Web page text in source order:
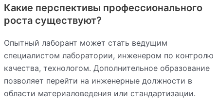
Какие перспективы профессионального
роста существуют?
Опытный лаборант может стать ведущим
специалистом лаборатории, инженером по контролю
качества, технологом. Дополнительное образование
позволяет перейти на инженерные должности в
области материаловедения или стандартизации.